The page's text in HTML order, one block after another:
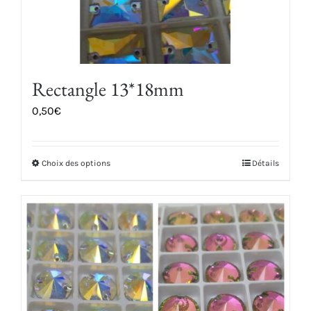
page
du
produit
Rectangle 13*18mm
0,50€
Choix des optionsCe
a
plusieurs
variations.
Les
options
peuvent
Détails